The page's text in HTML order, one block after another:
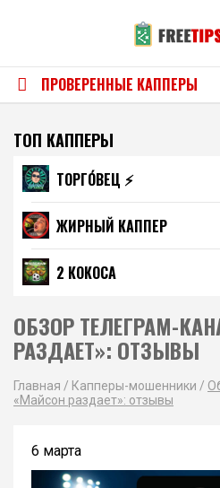
ПРОВЕРЕННЫЕ КАППЕРЫ
ТОП КАППЕРЫ
ТОРГО́ВЕЦ ⚡️
ЖИРНЫЙ КАППЕР
2 КОКОСА
ОБЗОР ТЕЛЕГРАМ-
РАЗДАЕТ»: ОТЗЫВЫ
Главная / Капперы-мошенники /
«Майсон раздает»: отзывы
6 марта